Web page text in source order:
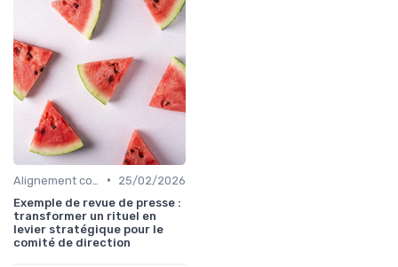
•
25/02/2026
Exemple de revue de presse :
transformer un rituel en
levier stratégique pour le
comité de direction